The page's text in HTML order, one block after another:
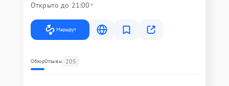
Открыто до 21:00
Маршрут
ОбзорОтзывы 205